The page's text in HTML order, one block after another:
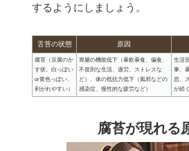
するようにしましょう。
舌苔の状態 原因
腐苔（豆腐のか
す状、白っぽい
or黄色っぽい、
剥がれやすい）
胃腸の機能低下（暴飲暴食、偏食、
不規則な生活、過労、ストレスな
ど）、体の抵抗力低下（風邪などの
感染症、慢性的な疲労など）
生活
事、
息、
が続
腐苔が現れる